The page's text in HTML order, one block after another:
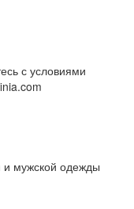
с условиями
мужской одежды